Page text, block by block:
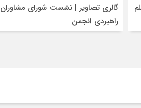
مدیره
انجمن
ایران
گالری تصاویر | نشست شورای مشاوران
راهبردی انجمن